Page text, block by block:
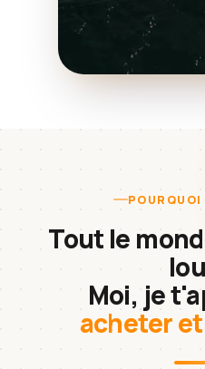
Tout le
Moi, je
acheter